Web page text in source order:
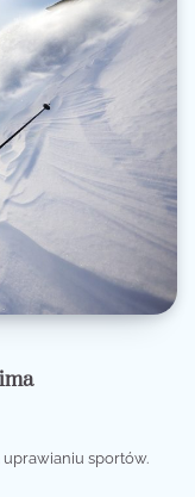
uprawianiu sportów.